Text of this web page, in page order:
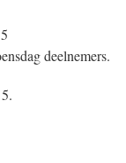
deelnemers.